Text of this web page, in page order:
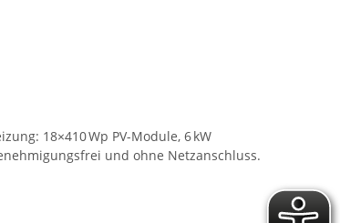
18×410 Wp PV-Module, 6 kW
und ohne Netzanschluss.